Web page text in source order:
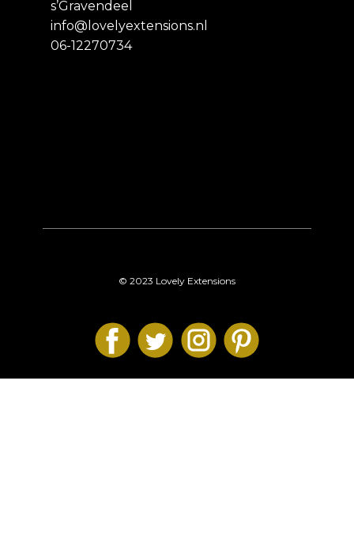
s’Gravendeel
info@lovelyextensions.nl
06-12270734
© 2023 Lovely Extensions